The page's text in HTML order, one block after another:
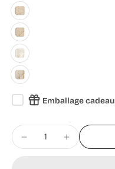
Emballage cadeau